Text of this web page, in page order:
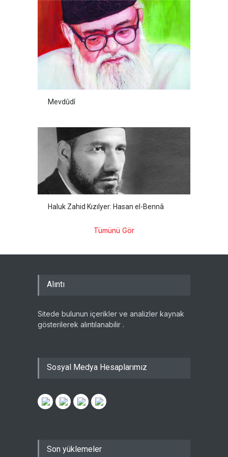
Mevdûdî
Haluk Zahid Kızılyer: Hasan el-Bennâ
Tümünü Gör
Alıntı
Sitede bulunun içerikler ve analizler kaynak
gösterilerek alıntılanabilir .
Sosyal Medya Hesaplarımız
Son yüklemeler